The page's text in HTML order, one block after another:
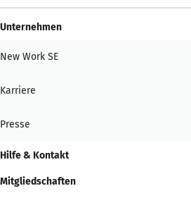
Unternehmen
New Work SE
Karriere
Presse
Hilfe & Kontakt
Mitgliedschaften